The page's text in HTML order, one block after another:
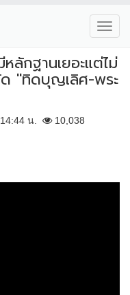
ลักฐานเยอะแต่ไม่
ด "ทิดบุญเลิศ-พระ
น. 10,038